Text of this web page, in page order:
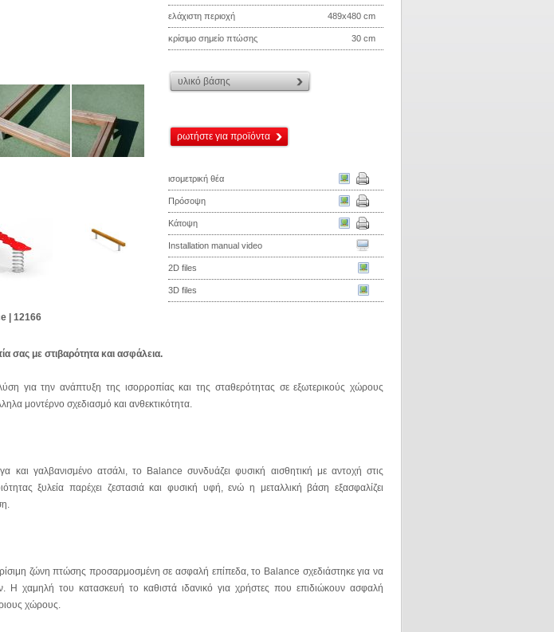
| 12166
ελάχιστη περιοχή 489x480 cm
κρίσιμο σημείο πτώσης 30 cm
υλικό βάσης
ρωτήστε για προϊόντα
ισομετρική θέα
Πρόσοψη
Κάτοψη
Installation manual video
2D files
3D files
σας με στιβαρότητα και ασφάλεια.
λύση για την ανάπτυξη της ισορροπίας και της σταθερότητας σε εξωτερικούς χώρους
μοντέρνο σχεδιασμό και ανθεκτικότητα.
και γαλβανισμένο ατσάλι, το Balance συνδυάζει φυσική αισθητική με αντοχή στις
ξυλεία παρέχει ζεστασιά και φυσική υφή, ενώ η μεταλλική βάση εξασφαλίζει
ζώνη πτώσης προσαρμοσμένη σε ασφαλή επίπεδα, το Balance σχεδιάστηκε για να
Η χαμηλή του κατασκευή το καθιστά ιδανικό για χρήστες που επιδιώκουν ασφαλή
χώρους.